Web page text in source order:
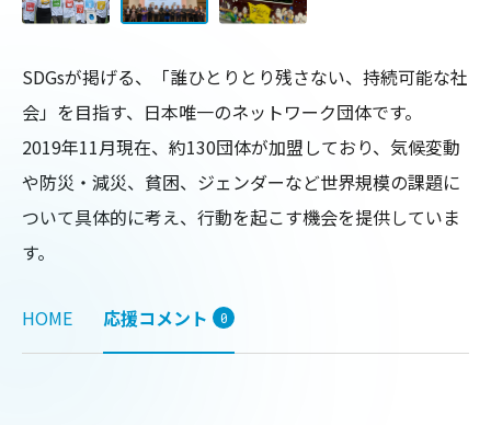
SDGsが掲げる、「誰ひとりとり残さない、持続可能な社
会」を目指す、日本唯一のネットワーク団体です。
2019年11月現在、約130団体が加盟しており、気候変動
や防災・減災、貧困、ジェンダーなど世界規模の課題に
ついて具体的に考え、行動を起こす機会を提供していま
す。
HOME 応援コメント 0